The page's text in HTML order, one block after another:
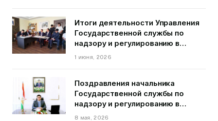
Итоги деятельности Управления
Государственной службы по
надзору и регулированию в
области транспорта ГБАО в
1 июня, 2026
Поздравления начальника
Государственной службы по
надзору и регулированию в
области транспорта Курбонзода
8 мая, 2026